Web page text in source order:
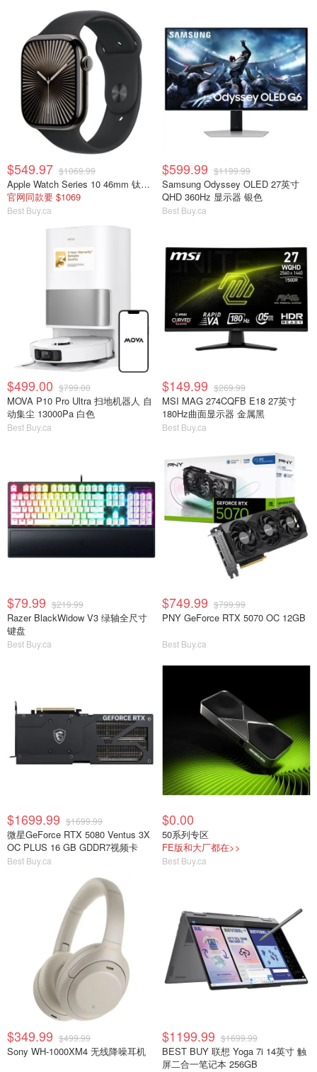
$549.97 $1069.99
Apple Watch Series 10 46mm 钛金属表壳 黑色运动表带
官网同款要 $1069
Best Buy.ca
$599.99 $1199.99
Samsung Odyssey OLED 27英寸
QHD 360Hz 显示器 银色
Best Buy.ca
$499.00 $799.00
MOVA P10 Pro Ultra 扫地机器人 自
动集尘 13000Pa 白色
Best Buy.ca
$149.99 $269.99
MSI MAG 274CQFB E18 27英寸
180Hz曲面显示器 金属黑
Best Buy.ca
$79.99 $219.99
Razer BlackWidow V3 绿轴全尺寸
键盘
Best Buy.ca
$749.99 $799.99
PNY GeForce RTX 5070 OC 12GB
Best Buy.ca
$1699.99 $1699.99
微星GeForce RTX 5080 Ventus 3X
OC PLUS 16 GB GDDR7视频卡
Best Buy.ca
$0.00
50系列专区
FE版和大厂都在>>
Best Buy.ca
$349.99 $499.99
Sony WH-1000XM4 无线降噪耳机
$1199.99 $1699.99
BEST BUY 联想 Yoga 7i 14英寸 触
屏二合一笔记本 256GB